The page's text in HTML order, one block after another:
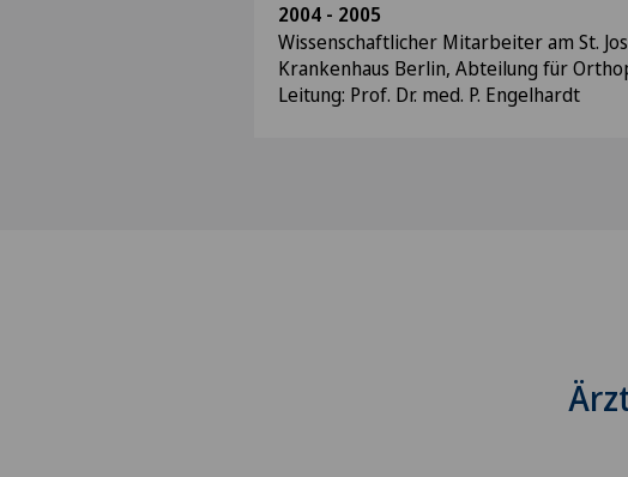
2004 - 2005
Wissenschaftlicher Mitarbeiter am St.
Krankenhaus Berlin, Abteilung für
Leitung: Prof. Dr. med. P. Engelhardt